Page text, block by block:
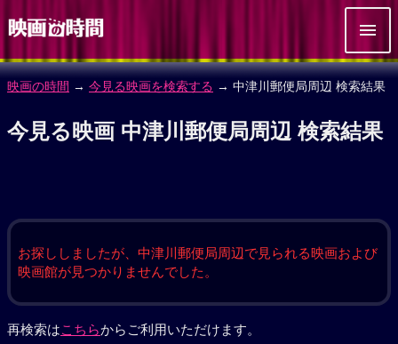
映画の時間 → 今見る映画を検索する → 中津川郵便局周辺 検索結果
今見る映画 中津川郵便局周辺 検索結果
お探ししましたが、中津川郵便局周辺で見られる映画および
映画館が見つかりませんでした。
再検索はこちらからご利用いただけます。